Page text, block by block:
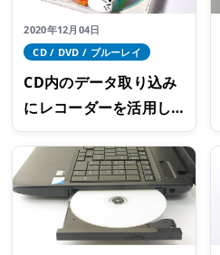
2020年12月04日
CD / DVD / ブルーレイ
CD内のデータ取り込み
にレコーダーを活用し
よう！方法やメリット
をご紹介